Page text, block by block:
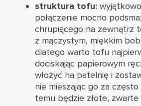
struktura tofu:
połączenie mocno
chrupiącego na zewnątrz
z mączystym, miękkim
dlatego warto tofu
dociskając papierowym
włożyć na patelnię i
nie mieszając go za
temu będzie złote, zwarte